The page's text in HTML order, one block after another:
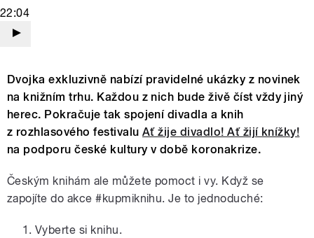
22:04
Dvojka exkluzivně nabízí pravidelné ukázky z novinek
na knižním trhu. Každou z nich bude živě číst vždy jiný
herec. Pokračuje tak spojení divadla a knih
z rozhlasového festivalu Ať žije divadlo! Ať žijí knížky!
na podporu české kultury v době koronakrize.
Českým knihám ale můžete pomoct i vy. Když se
zapojíte do akce #kupmiknihu. Je to jednoduché:
Vyberte si knihu.